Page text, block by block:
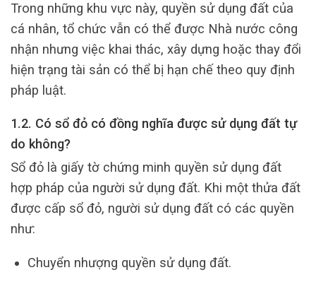
Trong những khu vực này, quyền sử dụng đất của
cá nhân, tổ chức vẫn có thể được Nhà nước công
nhận nhưng việc khai thác, xây dựng hoặc thay đổi
hiện trạng tài sản có thể bị hạn chế theo quy định
pháp luật.
1.2. Có sổ đỏ có đồng nghĩa được sử dụng đất tự
do không?
Sổ đỏ là giấy tờ chứng minh quyền sử dụng đất
hợp pháp của người sử dụng đất. Khi một thửa đất
được cấp sổ đỏ, người sử dụng đất có các quyền
như:
Chuyển nhượng quyền sử dụng đất.